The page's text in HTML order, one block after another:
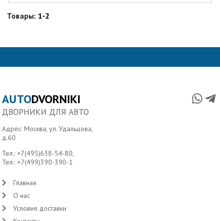
Товары: 1-2
AUTODVORNIKI
ДВОРНИКИ ДЛЯ АВТО
Адрес: Москва, ул. Удальцова,
д.60
Тел.:+7(495)638-54-80
Тел.:+7(499)390-390-1
Главная
О нас
Условия доставки